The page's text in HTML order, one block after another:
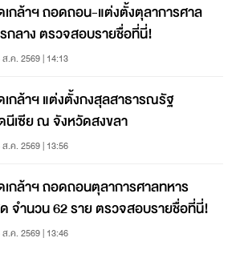
เกล้าฯ ถอดถอน-แต่งตั้งตุลาการศาล
กลาง ตรวจสอบรายชื่อที่นี่!
.ค. 2569 | 14:13
เกล้าฯ แต่งตั้งกงสุลสาธารณรัฐ
นีเซีย ณ จังหวัดสงขลา
.ค. 2569 | 13:56
เกล้าฯ ถอดถอนตุลาการศาลทหาร
จำนวน 62 ราย ตรวจสอบรายชื่อที่นี่!
.ค. 2569 | 13:46